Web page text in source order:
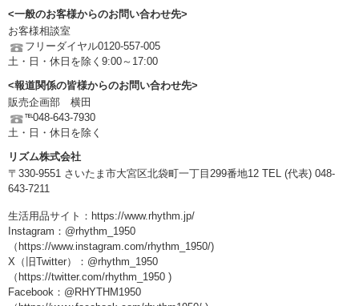
<一般のお客様からのお問い合わせ先>
お客様相談室
フリーダイヤル0120-557-005
土・日・休日を除く9:00～17:00
<報道関係の皆様からのお問い合わせ先>
販売企画部 横田
℡048-643-7930
土・日・休日を除く
リズム株式会社
〒330-9551 さいたま市大宮区北袋町一丁目299番地12 TEL (代表) 048-
643-7211
生活用品サイト： https://www.rhythm.jp/
Instagram：@rhythm_1950
（ https://www.instagram.com/rhythm_1950/)
X（旧Twitter）：@rhythm_1950
（ https://twitter.com/rhythm_1950 )
Facebook：@RHYTHM1950